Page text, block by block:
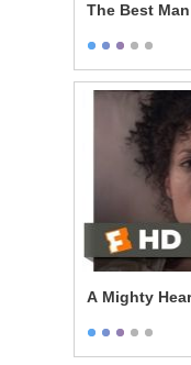
The Best
A Mighty